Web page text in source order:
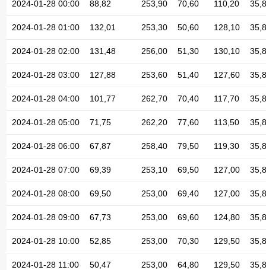
2024-01-28 00:00 88,82 253,90 70,60 110,20
2024-01-28 01:00 132,01 253,30 50,60 128,10
2024-01-28 02:00 131,48 256,00 51,30 130,10
2024-01-28 03:00 127,88 253,60 51,40 127,60
2024-01-28 04:00 101,77 262,70 70,40 117,70
2024-01-28 05:00 71,75 262,20 77,60 113,50
2024-01-28 06:00 67,87 258,40 79,50 119,30
2024-01-28 07:00 69,39 253,10 69,50 127,00
2024-01-28 08:00 69,50 253,00 69,40 127,00
2024-01-28 09:00 67,73 253,00 69,60 124,80
2024-01-28 10:00 52,85 253,00 70,30 129,50
2024-01-28 11:00 50,47 253,00 64,80 129,50